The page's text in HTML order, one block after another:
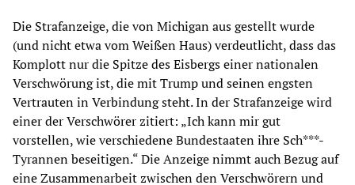
Die Strafanzeige, die von Michigan aus gestellt wurde
(und nicht etwa vom Weißen Haus) verdeutlicht, dass das
Komplott nur die Spitze des Eisbergs einer nationalen
Verschwörung ist, die mit Trump und seinen engsten
Vertrauten in Verbindung steht. In der Strafanzeige wird
einer der Verschwörer zitiert: „Ich kann mir gut
vorstellen, wie verschiedene Bundestaaten ihre Sch***-
Tyrannen beseitigen.“ Die Anzeige nimmt auch Bezug auf
eine Zusammenarbeit zwischen den Verschwörern und